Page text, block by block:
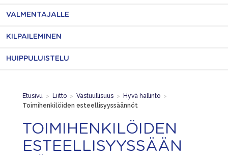
VALMENTAJALLE
KILPAILEMINEN
HUIPPULUISTELU
Etusivu > Liitto > Vastuullisuus > Hyvä hallinto >
Toimihenkilöiden esteellisyyssäännöt
TOIMIHENKILÖIDEN
ESTEELLISYYSSÄÄN